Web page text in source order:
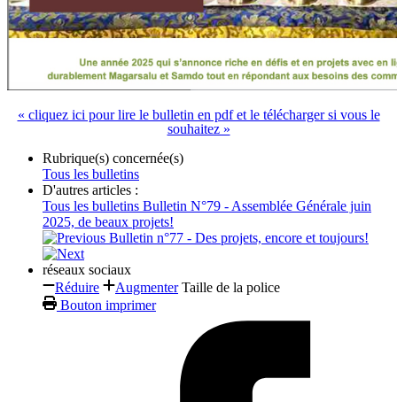
« cliquez ici pour lire le bulletin en pdf et le télécharger si vous le
souhaitez »
Rubrique(s) concernée(s)
Tous les bulletins
D'autres articles :
Tous les bulletins Bulletin N°79 - Assemblée Générale juin
2025, de beaux projets!
Bulletin n°77 - Des projets, encore et toujours!
réseaux sociaux
Réduire
Augmenter Taille de la police
Bouton imprimer